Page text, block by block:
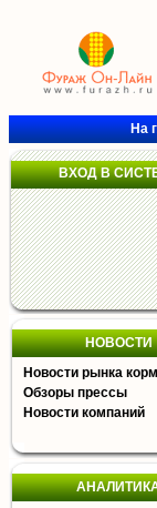
На
ВХОД В
НОВОСТИ
Новости рынка
Обзоры прессы
Новости компаний